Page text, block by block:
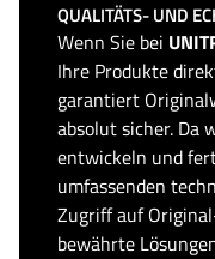
QUALITÄTS- UND
Wenn Sie bei
Ihre Produkte
garantiert
absolut sicher. Da
entwickeln und
umfassenden
Zugriff auf
bewährte